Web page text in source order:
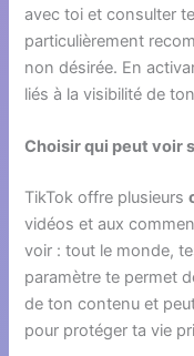
avec toi et consulter
particulièrement
non désirée. En
liés à la visibilité de
Choisir qui peut voir
TikTok offre plusieurs
vidéos et aux
voir : tout le monde,
paramètre te permet
de ton contenu et
pour protéger ta vie